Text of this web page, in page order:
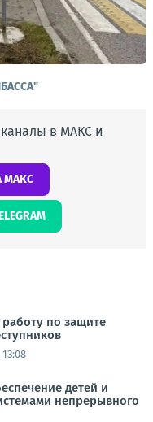
в МАКС и
МАКС
по защите
детей и
непрерывного